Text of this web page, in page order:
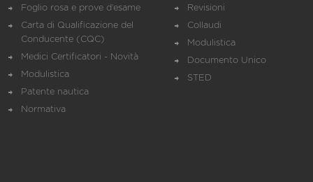
Foglio rosa e prove d’esame
Carta di Qualificazione del
Conducente (CQC)
Medici Certificatori - Novità
Modulistica
Patente nautica
Normativa
Revisioni
Collaudi
Modulistica
Documento Unico
STED